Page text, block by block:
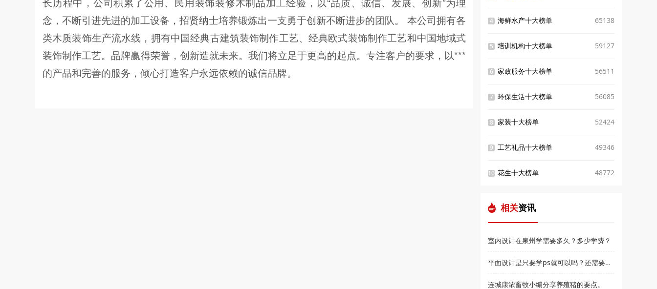
念，不断引进先进的加工设备，招贤纳士培养锻炼出一支勇于创新不断进步的团队。 本公司拥有各
类木质装饰生产流水线，拥有中国经典古建筑装饰制作工艺、经典欧式装饰制作工艺和中国地域式
装饰制作工艺。品牌赢得荣誉，创新造就未来。我们将立足于更高的起点。专注客户的要求，以***
的产品和完善的服务，倾心打造客户永远依赖的诚信品牌。
4 海鲜水产十大榜单 65138
5 培训机构十大榜单 59127
6 家政服务十大榜单 56511
7 环保生活十大榜单 56085
8 家装十大榜单 52424
9 工艺礼品十大榜单 49346
10 花生十大榜单 48772
相关资讯
室内设计在泉州学需要多久？多少学费？
平面设计是只要学ps就可以吗？还需要学什么？和高新教育小编来了解
连城康浓畜牧小编分享养殖猪的要点。